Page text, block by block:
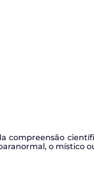
compreensão
o místico